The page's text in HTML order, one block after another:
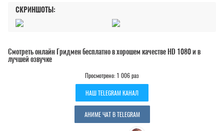
СКРИНШОТЫ:
Смотреть онлайн Гридмен бесплатно в хорошем качестве HD 1080 и в
лучшей озвучке
Просмотрено: 1 006 раз
НАШ TELEGRAM КАНАЛ
АНИМЕ ЧАТ В TELEGRAM